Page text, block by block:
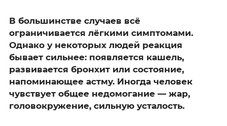
В большинстве случаев всё
ограничивается лёгкими симптомами.
Однако у некоторых людей реакция
бывает сильнее: появляется кашель,
развивается бронхит или состояние,
напоминающее астму. Иногда человек
чувствует общее недомогание — жар,
головокружение, сильную усталость.